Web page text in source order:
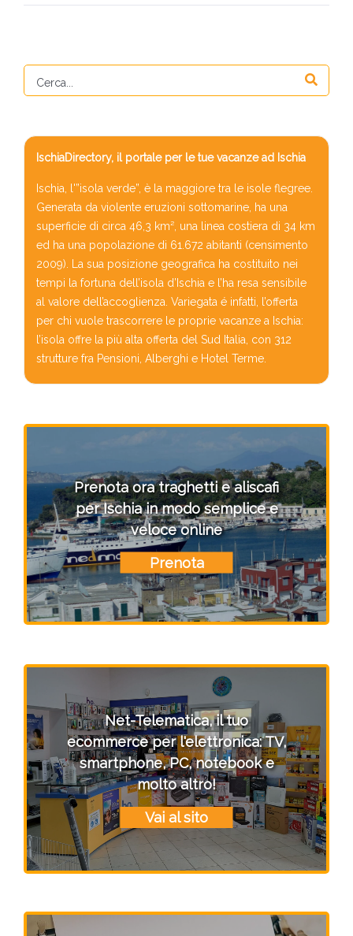
IschiaDirectory, il portale per le tue vacanze ad Ischia
Ischia, l'”isola verde”, è la maggiore tra le isole flegree.
Generata da violente eruzioni sottomarine, ha una
superficie di circa 46,3 km², una linea costiera di 34 km
ed ha una popolazione di 61.672 abitanti (censimento
2009). La sua posizione geografica ha costituito nei
tempi la fortuna dell’isola d’Ischia e l’ha resa sensibile
al valore dell’accoglienza. Variegata é infatti, l’offerta
per chi vuole trascorrere le proprie vacanze a Ischia:
l’isola offre la più alta offerta del Sud Italia, con 312
strutture fra Pensioni, Alberghi e Hotel Terme.
Prenota ora traghetti e aliscafi
per Ischia in modo semplice e
veloce online
Prenota
Net-Telematica, il tuo
ecommerce per l'elettronica: TV,
smartphone, PC, notebook e
molto altro!
Vai al sito